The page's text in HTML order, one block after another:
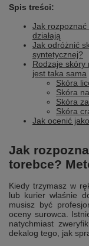
Spis treści:
Jak
działają
Jak odróżnić
syntetycznej?
Rodzaje skóry
jest taka sama
Skóra
Skóra
Skóra
Skóra
Jak ocenić
Jak
torebce?
Kiedy trzymasz w
lub kurier właśnie
musisz być
oceny surowca.
natychmiast
dekalog tego, jak